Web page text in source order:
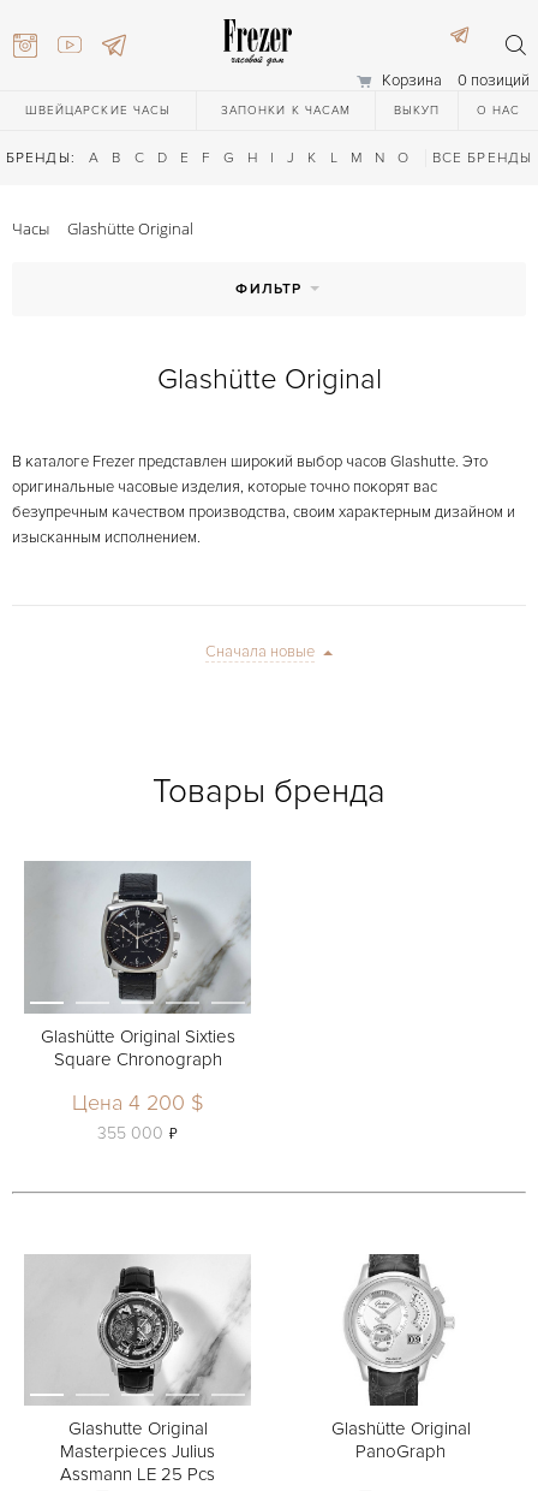
Корзина 0 позиций
ШВЕЙЦАРСКИЕ ЧАСЫ ЗАПОНКИ К ЧАСАМ ВЫКУП О НАС
БРЕНДЫ: A B C D E F G H I J K L M N O Q R S T
ВСЕ БРЕНДЫ
27-44
Часы Glashütte Original
ФИЛЬТР
Glashütte Original
В каталоге Frezer представлен широкий выбор часов Glashutte. Это
оригинальные часовые изделия, которые точно покорят вас
безупречным качеством производства, своим характерным дизайном и
изысканным исполнением.
Сначала новые
Товары бренда
Glashütte Original Sixties
Square Chronograph
Цена 4 200 $
355 000 ь
Glashutte Original
Masterpieces Julius
Assmann LE 25 Pcs
Glashütte Original
PanoGraph